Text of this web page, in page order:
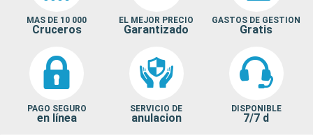
MAS DE 10 000
Cruceros
EL MEJOR PRECIO
Garantizado
GASTOS DE GESTION
Gratis
PAGO SEGURO
en línea
SERVICIO DE
anulacion
DISPONIBLE
7/7 d